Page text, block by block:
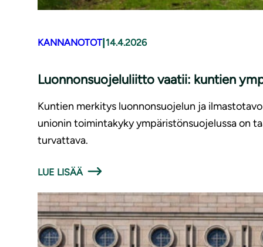
KANNANOTOT| 14.4.2026
Luonnonsuojeluliitto vaatii: kuntien
Kuntien merkitys luonnonsuojelun ja
unionin toimintakyky ympäristönsuojelussa on
turvattava.
LUE LISÄÄ